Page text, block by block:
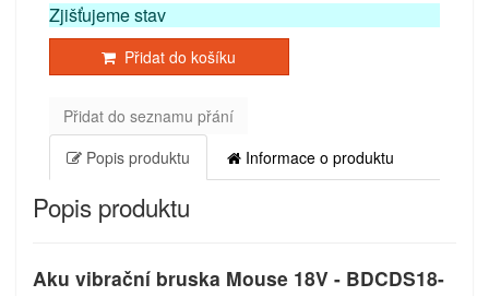
Zjišťujeme stav
Přidat do košíku
Přidat do seznamu přání
Popis produktu
Informace o produktu
Popis produktu
Aku vibrační bruska Mouse 18V - BDCDS18-